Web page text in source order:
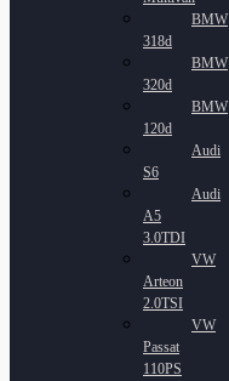
BMW
318d
BMW
320d
BMW
120d
Audi
S6
Audi
A5
3.0TDI
VW
Arteon
2.0TSI
VW
Passat
110PS